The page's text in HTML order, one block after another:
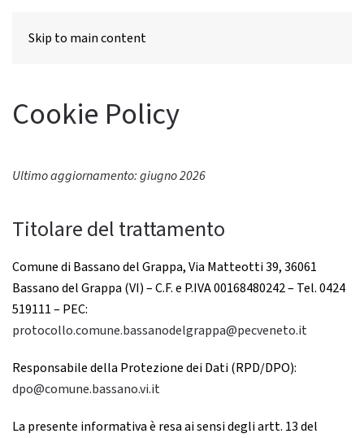
Skip to main content
Cookie Policy
Ultimo aggiornamento: giugno 2026
Titolare del trattamento
Comune di Bassano del Grappa, Via Matteotti 39, 36061
Bassano del Grappa (VI) – C.F. e P.IVA 00168480242 – Tel. 0424
519111 – PEC:
protocollo.comune.bassanodelgrappa@pecveneto.it
Responsabile della Protezione dei Dati (RPD/DPO):
dpo@comune.bassano.vi.it
La presente informativa è resa ai sensi degli artt. 13 del